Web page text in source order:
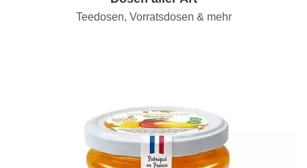
Teedosen, Vorratsdosen & mehr